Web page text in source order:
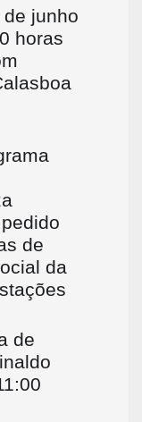
junho
horas
de
da
de